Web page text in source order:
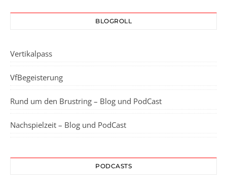
BLOGROLL
Vertikalpass
VfBegeisterung
Rund um den Brustring – Blog und PodCast
Nachspielzeit – Blog und PodCast
PODCASTS